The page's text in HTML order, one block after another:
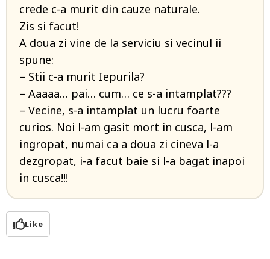
crede c-a murit din cauze naturale.
Zis si facut!
A doua zi vine de la serviciu si vecinul ii
spune:
– Stii c-a murit Iepurila?
– Aaaaa… pai… cum… ce s-a intamplat???
– Vecine, s-a intamplat un lucru foarte
curios. Noi l-am gasit mort in cusca, l-am
ingropat, numai ca a doua zi cineva l-a
dezgropat, i-a facut baie si l-a bagat inapoi
in cusca!!!
Like